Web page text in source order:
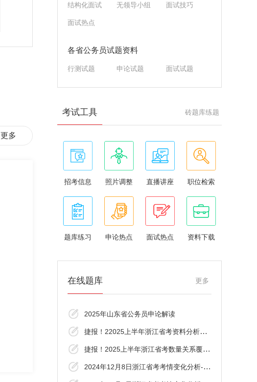
更多
结构化面试 无领导小组 面试技巧
面试热点
各省公务员试题资料
行测试题 申论试题 面试试题
砖题库练题
考试工具
招考信息 照片调整 直播讲座 职位检索
题库练习 申论热点 面试热点 资料下载
更多
在线题库
2025年山东省公务员申论解读
捷报！22025上半年浙江省考资料分析覆盖了
捷报！2025上半年浙江省考数量关系覆盖了！
2024年12月8日浙江省考考情变化分析-言语理